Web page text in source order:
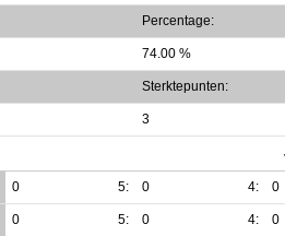
Percentage:
74.00 %
Sterktepunten:
3
0 5: 0 4: 0
0 5: 0 4: 0